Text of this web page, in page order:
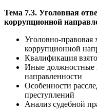
Тема 7.3. Уголовная
коррупционной
Уголовно-правовая
коррупционной
Квалификация
Иные должностные
направленности
Особенности
преступлений
Анализ судебной